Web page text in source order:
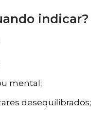
indicar?
mental;
desequilibrados;